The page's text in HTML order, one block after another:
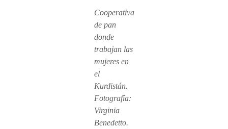
Cooperativa
de pan
donde
trabajan las
mujeres en
el
Kurdistán.
Fotografía:
Virginia
Benedetto.